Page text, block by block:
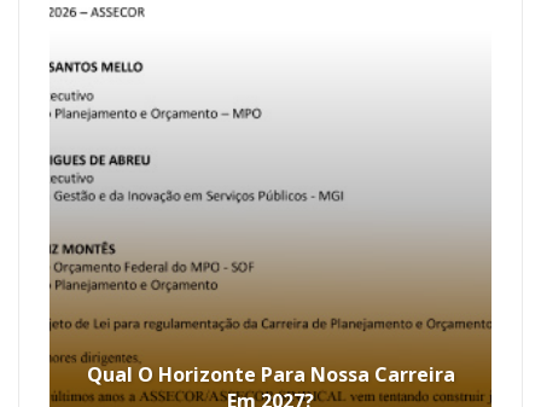
Qual O Horizonte Para Nossa Carreira
Em 2027?